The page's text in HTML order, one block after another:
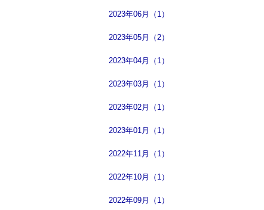
2023年06月（1）
2023年05月（2）
2023年04月（1）
2023年03月（1）
2023年02月（1）
2023年01月（1）
2022年11月（1）
2022年10月（1）
2022年09月（1）